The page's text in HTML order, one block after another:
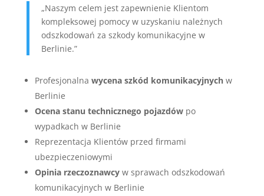
„Naszym celem jest zapewnienie Klientom
kompleksowej pomocy w uzyskaniu należnych
odszkodowań za szkody komunikacyjne w
Berlinie.”
Profesjonalna wycena szkód komunikacyjnychw
Berlinie
Ocena stanu technicznego pojazdówpo
wypadkach w Berlinie
Reprezentacja Klientów przed firmami
ubezpieczeniowymi
Opinia rzeczoznawcyw sprawach odszkodowań
komunikacyjnych w Berlinie